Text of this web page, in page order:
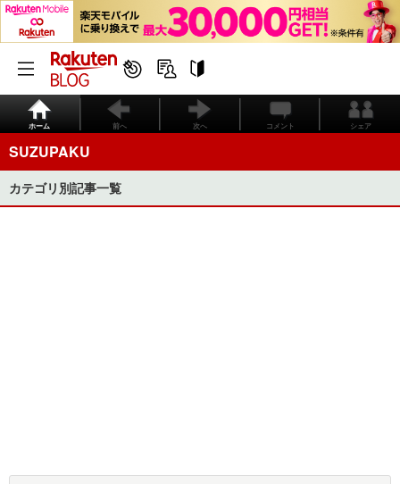
ホーム 前へ 次へ コメント シェア
SUZUPAKU
カテゴリ別記事一覧